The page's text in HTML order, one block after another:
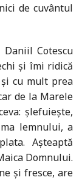
de cuvântul
Cotescu
și îmi ridică
și cu mult prea
de la Marele
șlefuiește,
lemnului, a
Așteaptă
Domnului.
și fresce, are